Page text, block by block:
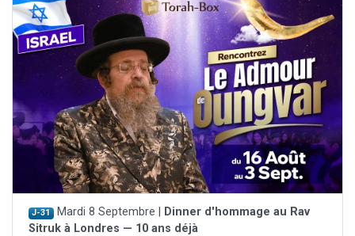
J-31 Mardi 8 Septembre | Dinner d'hommage au Rav
Sitruk à Londres — 10 ans déjà